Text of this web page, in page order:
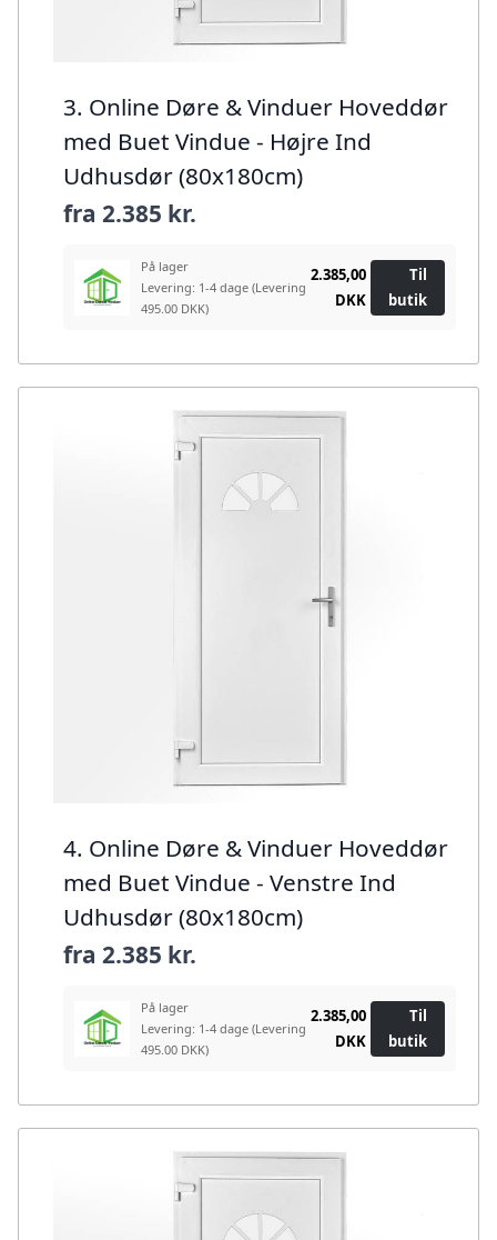
3. Online Døre & Vinduer Hoveddør
med Buet Vindue - Højre Ind
Udhusdør (80x180cm)
fra 2.385 kr.
På lager
Levering: 1-4 dage (Levering
495.00 DKK)
2.385,00
DKK
Til
butik
4. Online Døre & Vinduer Hoveddør
med Buet Vindue - Venstre Ind
Udhusdør (80x180cm)
fra 2.385 kr.
På lager
Levering: 1-4 dage (Levering
495.00 DKK)
2.385,00
DKK
Til
butik